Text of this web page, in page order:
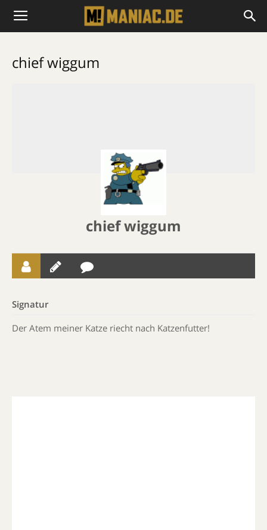
chief wiggum
chief wiggum
Signatur
Der Atem meiner Katze riecht nach Katzenfutter!